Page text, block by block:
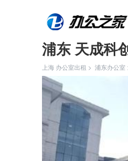
浦东 天成科
上海 办公室出租 > 浦东办公室